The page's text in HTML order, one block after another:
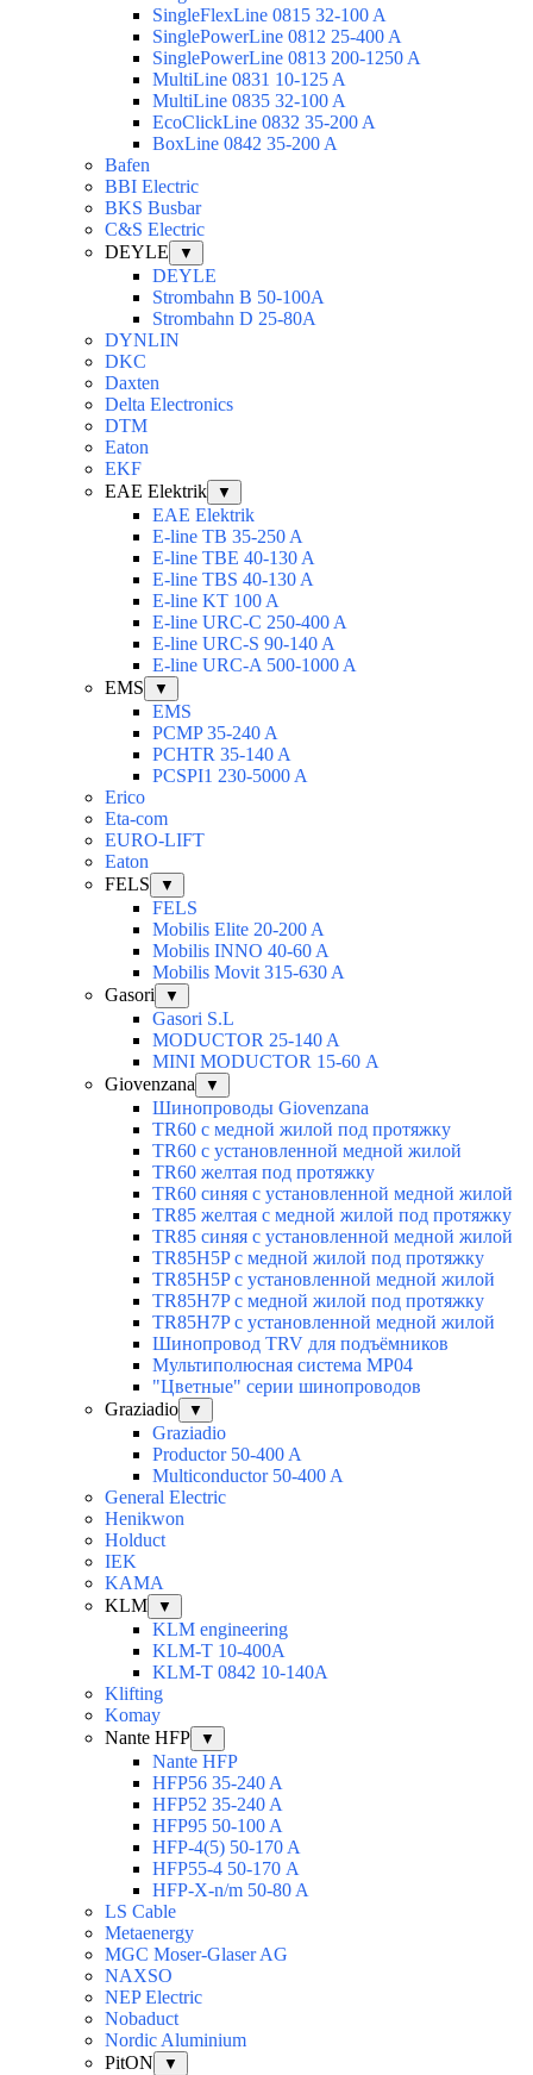
SingleFlexLine 0815 32-100 A
SinglePowerLine 0812 25-400 A
SinglePowerLine 0813 200-1250 A
MultiLine 0831 10-125 A
MultiLine 0835 32-100 A
EcoClickLine 0832 35-200 A
BoxLine 0842 35-200 A
Bafen
BBI Electric
BKS Busbar
C&S Electric
DEYLE
▼
DEYLE
Strombahn B 50-100A
Strombahn D 25-80A
DYNLIN
DKC
Daxten
Delta Electronics
DTM
Eaton
EKF
EAE Elektrik
▼
EAE Elektrik
E-line TB 35-250 A
E-line TBE 40-130 A
E-line TBS 40-130 A
E-line KT 100 A
E-line URC-C 250-400 A
E-line URC-S 90-140 A
E-line URC-A 500-1000 A
EMS
▼
EMS
PCMP 35-240 A
PCHTR 35-140 A
PCSPI1 230-5000 A
Erico
Eta-com
EURO-LIFT
Eaton
FELS
▼
FELS
Mobilis Elite 20-200 A
Mobilis INNO 40-60 A
Mobilis Movit 315-630 A
Gasori
▼
Gasori S.L
MODUCTOR 25-140 A
MINI MODUCTOR 15-60 А
Giovenzana
▼
Шинопроводы Giovenzana
TR60 с медной жилой под протяжку
TR60 с установленной медной жилой
TR60 желтая под протяжку
TR60 синяя с установленной медной жилой
TR85 желтая с медной жилой под протяжку
TR85 синяя с установленной медной жилой
TR85H5P с медной жилой под протяжку
TR85H5P с установленной медной жилой
TR85H7P с медной жилой под протяжку
TR85H7P с установленной медной жилой
Шинопровод TRV для подъёмников
Мультиполюсная система MP04
"Цветные" серии шинопроводов
Graziadio
▼
Graziadio
Productor 50-400 A
Multiconductor 50-400 A
General Electric
Henikwon
Holduct
IEK
KAMA
KLM
▼
KLM engineering
KLM-T 10-400A
KLM-T 0842 10-140A
Klifting
Komay
Nante HFP
▼
Nante HFP
HFP56 35-240 A
HFP52 35-240 A
HFP95 50-100 A
HFP-4(5) 50-170 A
HFP55-4 50-170 А
HFP-X-n/m 50-80 A
LS Cable
Metaenergy
MGC Moser-Glaser AG
NAXSO
NEP Electric
Nobaduct
Nordic Aluminium
PitON
▼